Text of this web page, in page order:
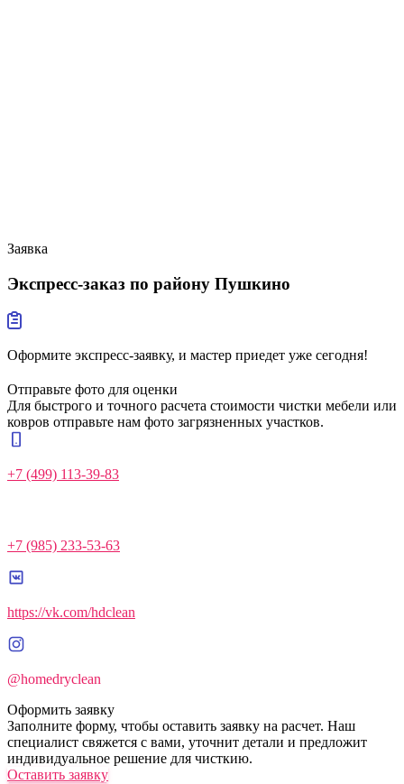
Заявка
Экспресс-заказ по району Пушкино
Оформите экспресс-заявку, и мастер приедет уже сегодня!
Отправьте фото для оценки
Для быстрого и точного расчета стоимости чистки мебели или
ковров отправьте нам фото загрязненных участков.
+7 (499) 113-39-83
+7 (985) 233-53-63
https://vk.com/hdclean
@homedryclean
Оформить заявку
Заполните форму, чтобы оставить заявку на расчет. Наш
специалист свяжется с вами, уточнит детали и предложит
индивидуальное решение для чисткию.
Оставить заявку